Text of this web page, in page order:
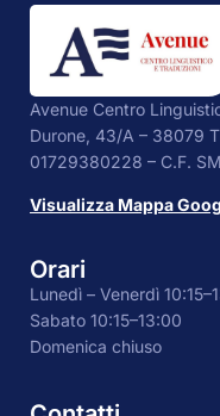
Avenue Centro
Durone, 43/A – 38079
01729380228 – C.F.
Visualizza Mappa
Orari
Lunedì – Venerdì
Sabato 10:15–13:00
Domenica chiuso